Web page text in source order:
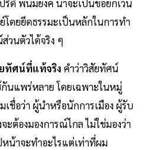
รีดี พนมยงค์ น่าจะเป็นข้อยกเว้น
โดยยึดธรรมะเป็นหลักในการทํา
วนตัวได้จริง ๆ
ทัศน์ที่แท้จริง คําว่าวิสัยทัศน์
นแพร่หลาย โดยเฉพาะในหมู่
เชื่อว่า ผู้นําหรือนักการเมือง ผู้รับ
ะต้องมองการณ์ไกล ไม่ใช่มองว่า
น้าจะทําอะไรแต่เท่าที่ผม